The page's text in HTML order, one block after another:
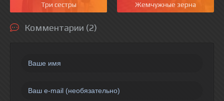
Три сестры Жемчужные зерна
Комментарии (2)